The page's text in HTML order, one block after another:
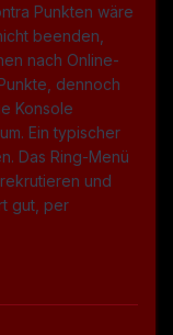
Punkten wäre
beenden,
nach Online-
dennoch
Konsole
Ein typischer
Das Ring-Menü
und
gut, per